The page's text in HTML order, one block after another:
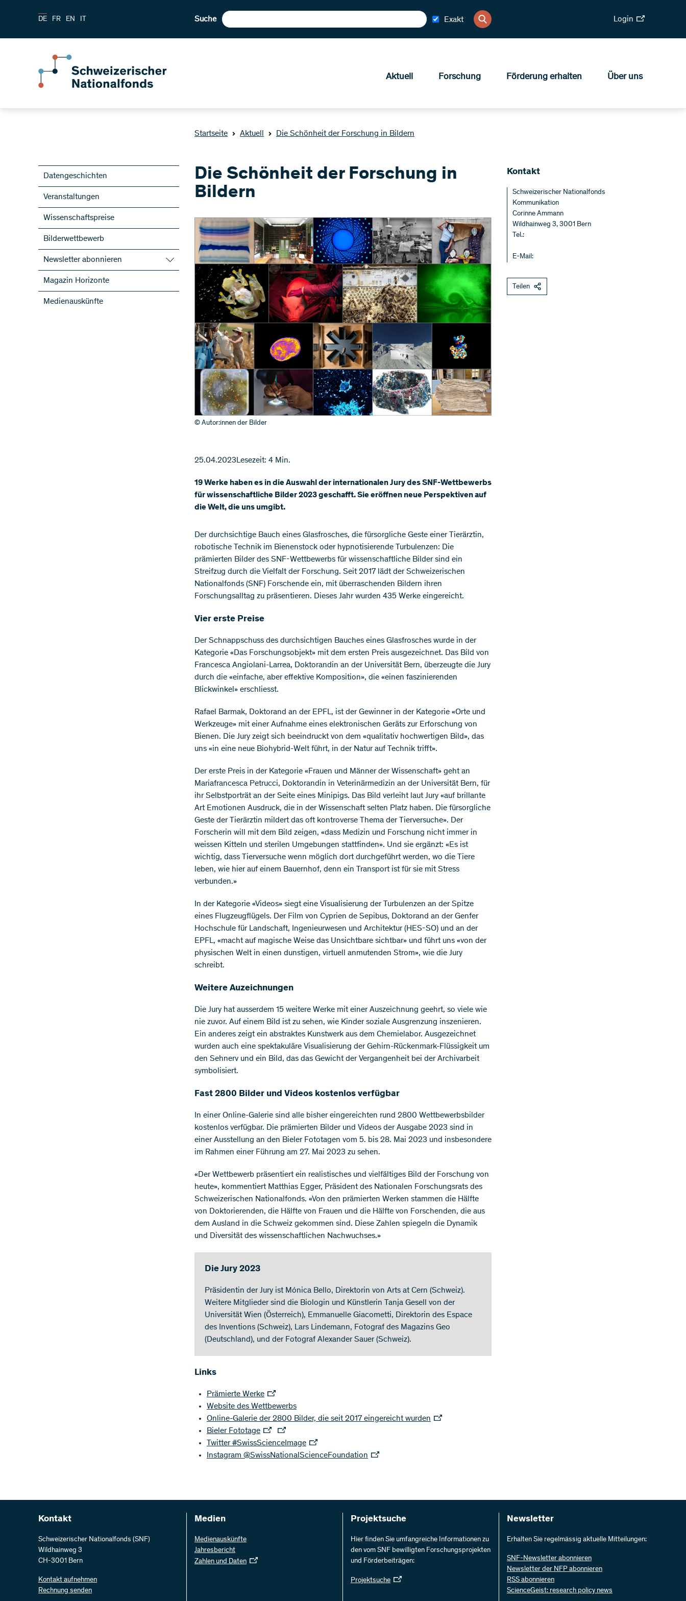
DE FR EN IT Suche Exakt Login
Aktuell Forschung Förderung erhalten Über uns
Startseite Aktuell Die Schönheit der Forschung in Bildern
Datengeschichten
Veranstaltungen
Wissenschaftspreise
Bilderwettbewerb
Newsletter abonnieren
SNF-Newsletter abonnieren
Newsletter der NFP abonnieren
ScienceGeist
Magazin Horizonte
Medienauskünfte
Die Schönheit der Forschung in
Bildern
© Autor:innen der Bilder
25.04.2023Lesezeit: 4 Min.
19 Werke haben es in die Auswahl der internationalen Jury des SNF-Wettbewerbs
für wissenschaftliche Bilder 2023 geschafft. Sie eröffnen neue Perspektiven auf
die Welt, die uns umgibt.
Der durchsichtige Bauch eines Glasfrosches, die fürsorgliche Geste einer Tierärztin,
robotische Technik im Bienenstock oder hypnotisierende Turbulenzen: Die
prämierten Bilder des SNF-Wettbewerbs für wissenschaftliche Bilder sind ein
Streifzug durch die Vielfalt der Forschung. Seit 2017 lädt der Schweizerischen
Nationalfonds (SNF) Forschende ein, mit überraschenden Bildern ihren
Forschungsalltag zu präsentieren. Dieses Jahr wurden 435 Werke eingereicht.
Vier erste Preise
Der Schnappschuss des durchsichtigen Bauches eines Glasfrosches wurde in der
Kategorie «Das Forschungsobjekt» mit dem ersten Preis ausgezeichnet. Das Bild von
Francesca Angiolani-Larrea, Doktorandin an der Universität Bern, überzeugte die Jury
durch die «einfache, aber effektive Komposition», die «einen faszinierenden
Blickwinkel» erschliesst.
Rafael Barmak, Doktorand an der EPFL, ist der Gewinner in der Kategorie «Orte und
Werkzeuge» mit einer Aufnahme eines elektronischen Geräts zur Erforschung von
Bienen. Die Jury zeigt sich beeindruckt von dem «qualitativ hochwertigen Bild», das
uns «in eine neue Biohybrid-Welt führt, in der Natur auf Technik trifft».
Der erste Preis in der Kategorie «Frauen und Männer der Wissenschaft» geht an
Mariafrancesca Petrucci, Doktorandin in Veterinärmedizin an der Universität Bern, für
ihr Selbstporträt an der Seite eines Minipigs. Das Bild verleiht laut Jury «auf brillante
Art Emotionen Ausdruck, die in der Wissenschaft selten Platz haben. Die fürsorgliche
Geste der Tierärztin mildert das oft kontroverse Thema der Tierversuche». Der
Forscherin will mit dem Bild zeigen, «dass Medizin und Forschung nicht immer in
weissen Kitteln und sterilen Umgebungen stattfinden». Und sie ergänzt: «Es ist
wichtig, dass Tierversuche wenn möglich dort durchgeführt werden, wo die Tiere
leben, wie hier auf einem Bauernhof, denn ein Transport ist für sie mit Stress
verbunden.»
In der Kategorie «Videos» siegt eine Visualisierung der Turbulenzen an der Spitze
eines Flugzeugflügels. Der Film von Cyprien de Sepibus, Doktorand an der Genfer
Hochschule für Landschaft, Ingenieurwesen und Architektur (HES-SO) und an der
EPFL, «macht auf magische Weise das Unsichtbare sichtbar» und führt uns «von der
physischen Welt in einen dunstigen, virtuell anmutenden Strom», wie die Jury
schreibt.
Weitere Auzeichnungen
Die Jury hat ausserdem 15 weitere Werke mit einer Auszeichnung geehrt, so viele wie
nie zuvor. Auf einem Bild ist zu sehen, wie Kinder soziale Ausgrenzung inszenieren.
Ein anderes zeigt ein abstraktes Kunstwerk aus dem Chemielabor. Ausgezeichnet
wurden auch eine spektakuläre Visualisierung der Gehirn-Rückenmark-Flüssigkeit um
den Sehnerv und ein Bild, das das Gewicht der Vergangenheit bei der Archivarbeit
symbolisiert.
Fast 2800 Bilder und Videos kostenlos verfügbar
In einer Online-Galerie sind alle bisher eingereichten rund 2800 Wettbewerbsbilder
kostenlos verfügbar. Die prämierten Bilder und Videos der Ausgabe 2023 sind in
einer Ausstellung an den Bieler Fototagen vom 5. bis 28. Mai 2023 und insbesondere
im Rahmen einer Führung am 27. Mai 2023 zu sehen.
«Der Wettbewerb präsentiert ein realistisches und vielfältiges Bild der Forschung von
heute», kommentiert Matthias Egger, Präsident des Nationalen Forschungsrats des
Schweizerischen Nationalfonds. «Von den prämierten Werken stammen die Hälfte
von Doktorierenden, die Hälfte von Frauen und die Hälfte von Forschenden, die aus
dem Ausland in die Schweiz gekommen sind. Diese Zahlen spiegeln die Dynamik
und Diversität des wissenschaftlichen Nachwuchses.»
Die Jury 2023
Präsidentin der Jury ist Mónica Bello, Direktorin von Arts at Cern (Schweiz).
Weitere Mitglieder sind die Biologin und Künstlerin Tanja Gesell von der
Universität Wien (Österreich), Emmanuelle Giacometti, Direktorin des Espace
des Inventions (Schweiz), Lars Lindemann, Fotograf des Magazins Geo
(Deutschland), und der Fotograf Alexander Sauer (Schweiz).
Links
Prämierte Werke
Website des Wettbewerbs
Online-Galerie der 2800 Bilder, die seit 2017 eingereicht wurden
Bieler Fototage
Twitter #SwissScienceImage
Instagram @SwissNationalScienceFoundation
Kontakt
Schweizerischer Nationalfonds
Kommunikation
Corinne Ammann
Wildhainweg 3, 3001 Bern
Tel.:
E-Mail:
Teilen
Kontakt
Schweizerischer Nationalfonds (SNF)
Wildhainweg 3
CH-3001 Bern
Kontakt aufnehmen
Rechnung senden
Medien
Medienauskünfte
Jahresbericht
Zahlen und Daten
Projektsuche
Hier finden Sie umfangreiche Informationen zu
den vom SNF bewilligten Forschungsprojekten
und Förderbeiträgen:
Projektsuche
Newsletter
Erhalten Sie regelmässig aktuelle Mitteilungen:
SNF-Newsletter abonnieren
Newsletter der NFP abonnieren
RSS abonnieren
ScienceGeist: research policy news